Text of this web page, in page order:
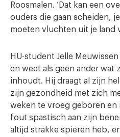
Roosmalen. ‘Dat kan een
ouders die gaan scheiden,
moeten vluchten uit je land
HU-student Jelle
en weet als geen ander wat
inhoudt. Hij draagt al zijn
zijn gezondheid met zich
weken te vroeg geboren en
fout spastisch aan zijn
altijd strakke spieren heb,